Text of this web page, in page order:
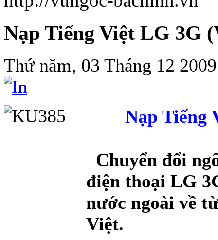
Nạp Tiếng Việt LG 3G
Thứ năm, 03 Tháng 12
Nạp Tiếng
Chuyển đổi
điện thoại LG
nước ngoài về
Việt.